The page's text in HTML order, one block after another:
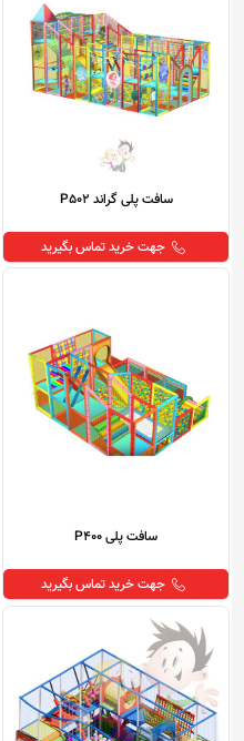
سافت پلی گراند P502
جهت خرید تماس بگیرید
سافت پلی P400
جهت خرید تماس بگیرید